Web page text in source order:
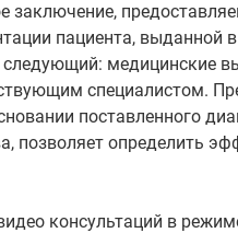
заключение,
пациента,
медицинские
специалистом.
поставленного
позволяет определить
консультаций в